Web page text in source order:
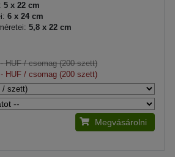
5 x 22 cm
6 x 24 cm
5,8 x 22 cm
HUF/ csomag (200 szett)
HUF / csomag (200 szett)
Megvásárolni